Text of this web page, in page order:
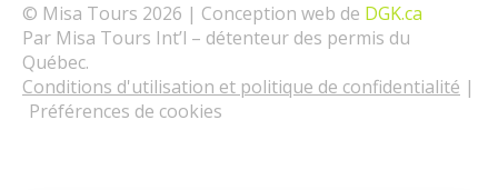
© Misa Tours 2026 | Conception web de DGK.ca
Par Misa Tours Int’l – détenteur des permis du
Québec.
Conditions d'utilisation et politique de confidentialité |
Préférences de cookies